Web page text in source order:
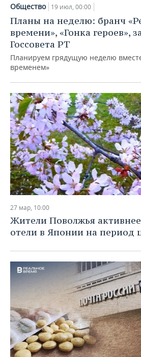
НЕФТЕХИМИЯ
НЕФТЬ
ОПК
ЭНЕРГЕТИКА
РОЗНИЧНАЯ ТОРГОВЛЯ
ТРАНСПОРТ
УСЛУГИ
НОВОСТИ ТЕХНОЛОГИЙ
IT
МЕДИА
МЕРОПРИЯТИЯ
НОВОСТИ МЕРОПРИЯТИЙ
ВЫЕЗДНАЯ РЕДАКЦИЯ
ONLINE-КОНФЕРЕНЦИИ
ОТКРЫТАЯ ЛЕКЦИЯ
СПОРТ
НОВОСТИ СПОРТА
ХОККЕЙ
БАСКЕТБОЛ
ВОЛЕЙБОЛ
КИБЕРСПОРТ
ФИГУРНОЕ КАТАНИЕ
ВОДНЫЕ ВИДЫ СПОРТА
ХОККЕЙ С МЯЧОМ
ОБЩЕСТВО
ВЛАСТЬ
ИНФРАСТРУКТУРА
ИСТОРИЯ
КУЛЬТУРА
МЕДИЦИНА
ОБРАЗОВАНИЕ
ПРОИСШЕСТВИЯ
СЮЖЕТЫ
СПРАВОЧНИК
СПИСОК ПЕРСОН
СПИСОК КОМПАНИЙ
ПОЛНАЯ ВЕРСИЯ
Общество 19 июл, 00:00
Планы на неделю: бранч
времени», «Гонка героев»,
Госсовета РТ
Планируем грядущую неделю
временем»
27 мар, 10:00
Жители Поволжья
отели в Японии на период